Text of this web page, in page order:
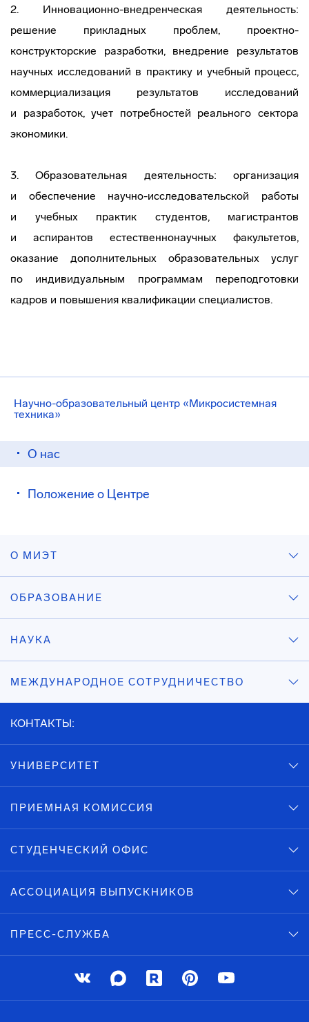
Научно-образовательный центр «Микросистемная
техника»
О нас
Положение о Центре
2. Инновационно-внедренческая деятельность:
решение прикладных проблем, проектно-
конструкторские разработки, внедрение результатов
научных исследований в практику и учебный процесс,
коммерциализация результатов исследований
и разработок, учет потребностей реального сектора
экономики.
3. Образовательная деятельность: организация
и обеспечение научно-исследовательской работы
и учебных практик студентов, магистрантов
и аспирантов естественнонаучных факультетов,
оказание дополнительных образовательных услуг
по индивидуальным программам переподготовки
кадров и повышения квалификации специалистов.
О МИЭТ
ОБРАЗОВАНИЕ
НАУКА
МЕЖДУНАРОДНОЕ СОТРУДНИЧЕСТВО
КОНТАКТЫ:
УНИВЕРСИТЕТ
ПРИЕМНАЯ КОМИССИЯ
СТУДЕНЧЕСКИЙ ОФИС
АССОЦИАЦИЯ ВЫПУСКНИКОВ
ПРЕСС-СЛУЖБА